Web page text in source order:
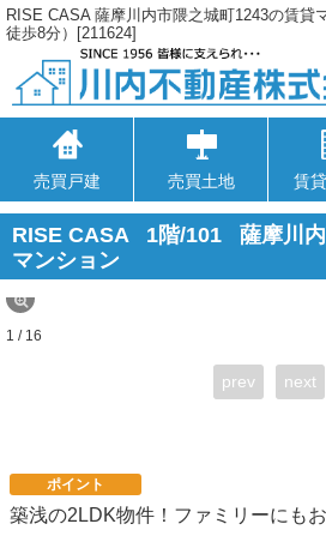
RISE CASA 薩摩川内市隈之城町1243の賃貸
徒歩8分）[211624]
売買戸建 売買土地 賃
RISE CASA 1階/101
薩摩川
マンション
1 / 16
prev next
ポイント
築浅の2LDK物件！ファミリーにも